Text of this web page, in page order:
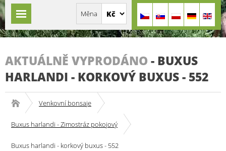
AKTUÁLNĚ VYPRODÁNO - BUXUS
HARLANDI - KORKOVÝ BUXUS - 552
Venkovní bonsaje
Buxus harlandi - Zimostráz pokojový
Buxus harlandi - korkový buxus - 552